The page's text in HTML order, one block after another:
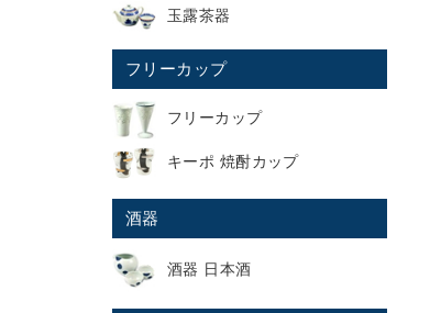
玉露茶器
フリーカップ
フリーカップ
キーポ 焼酎カップ
酒器
酒器 日本酒